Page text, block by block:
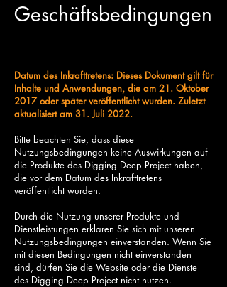
Geschäftsbedingungen
Datum des Inkrafttretens: Dieses Dokument gilt für
Inhalte und Anwendungen, die am 21. Oktober
2017 oder später veröffentlicht wurden. Zuletzt
aktualisiert am 31. Juli 2022.
Bitte beachten Sie, dass diese
Nutzungsbedingungen keine Auswirkungen auf
die Produkte des Digging Deep Project haben,
die vor dem Datum des Inkrafttretens
veröffentlicht wurden.
Durch die Nutzung unserer Produkte und
Dienstleistungen erklären Sie sich mit unseren
Nutzungsbedingungen einverstanden. Wenn Sie
mit diesen Bedingungen nicht einverstanden
sind, dürfen Sie die Website oder die Dienste
des Digging Deep Project nicht nutzen.